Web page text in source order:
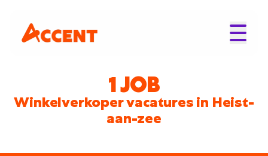
1 JOB
Winkelverkoper vacatures in Heist-
aan-zee